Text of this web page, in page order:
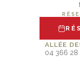
ALLÉE
04 366 28